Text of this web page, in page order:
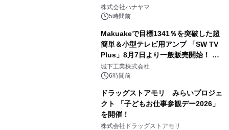
ギミックが融合した 大人の体験型パズ
ルが8月7日(金)12時より先行予約受付
株式会社ハナヤマ
5時間前
Makuakeで目標1341％を突破した超
簡単＆小型テレビ用アンプ 「SW TV
Plus」8月7日より一般販売開始！ ケ
ーブル1本つなぐだけ、テレビの音が
ぐっと豊かに
城下工業株式会社
6時間前
ドラッグストアモリ みらいプロジェ
クト 「子どもお仕事参観デー2026」
を開催！
株式会社ドラッグストアモリ